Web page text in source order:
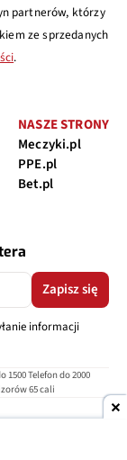
partnerów, którzy
ze sprzedanych
.
NASZE STRONY
Meczyki.pl
PPE.pl
Bet.pl
Zapisz się
informacji
1500Telefon do 2000
65 cali